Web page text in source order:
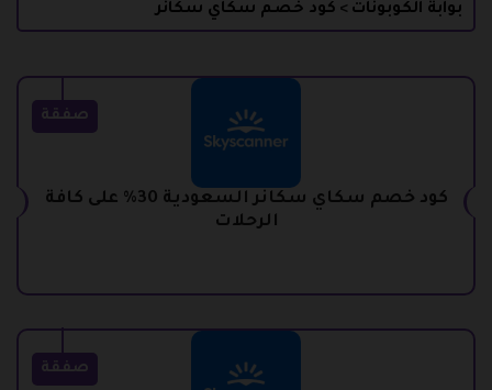
بوابة الكوبونات > كود خصم سكاي سكانر
صفقة
كود خصم سكاي سكانر السعودية 30% على كافة
الرحلات
صفقة